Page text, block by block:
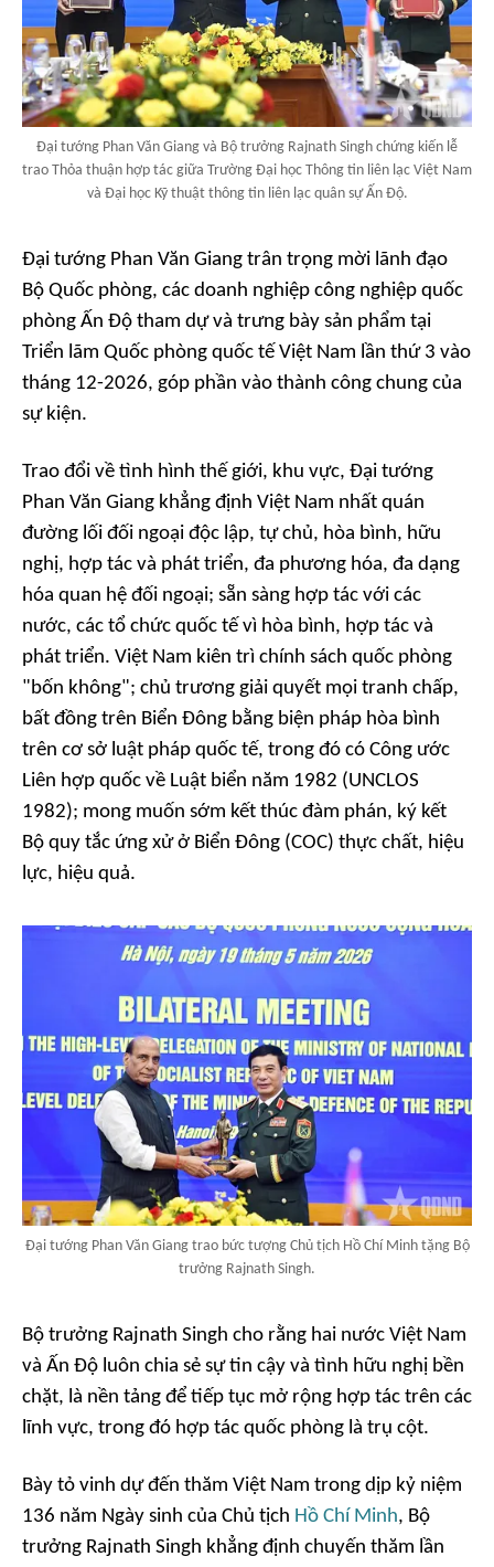
Đại tướng Phan Văn Giang và Bộ trưởng Rajnath Singh chứng kiến lễ
trao Thỏa thuận hợp tác giữa Trường Đại học Thông tin liên lạc Việt Nam
và Đại học Kỹ thuật thông tin liên lạc quân sự Ấn Độ.
Đại tướng Phan Văn Giang trân trọng mời lãnh đạo
Bộ Quốc phòng, các doanh nghiệp công nghiệp quốc
phòng Ấn Độ tham dự và trưng bày sản phẩm tại
Triển lãm Quốc phòng quốc tế Việt Nam lần thứ 3 vào
tháng 12-2026, góp phần vào thành công chung của
sự kiện.
Trao đổi về tình hình thế giới, khu vực, Đại tướng
Phan Văn Giang khẳng định Việt Nam nhất quán
đường lối đối ngoại độc lập, tự chủ, hòa bình, hữu
nghị, hợp tác và phát triển, đa phương hóa, đa dạng
hóa quan hệ đối ngoại; sẵn sàng hợp tác với các
nước, các tổ chức quốc tế vì hòa bình, hợp tác và
phát triển. Việt Nam kiên trì chính sách quốc phòng
"bốn không"; chủ trương giải quyết mọi tranh chấp,
bất đồng trên Biển Đông bằng biện pháp hòa bình
trên cơ sở luật pháp quốc tế, trong đó có Công ước
Liên hợp quốc về Luật biển năm 1982 (UNCLOS
1982); mong muốn sớm kết thúc đàm phán, ký kết
Bộ quy tắc ứng xử ở Biển Đông (COC) thực chất, hiệu
lực, hiệu quả.
Đại tướng Phan Văn Giang trao bức tượng Chủ tịch Hồ Chí Minh tặng Bộ
trưởng Rajnath Singh.
Bộ trưởng Rajnath Singh cho rằng hai nước Việt Nam
và Ấn Độ luôn chia sẻ sự tin cậy và tình hữu nghị bền
chặt, là nền tảng để tiếp tục mở rộng hợp tác trên các
lĩnh vực, trong đó hợp tác quốc phòng là trụ cột.
Bày tỏ vinh dự đến thăm Việt Nam trong dịp kỷ niệm
136 năm Ngày sinh của Chủ tịch Hồ Chí Minh, Bộ
trưởng Rajnath Singh khẳng định chuyến thăm lần